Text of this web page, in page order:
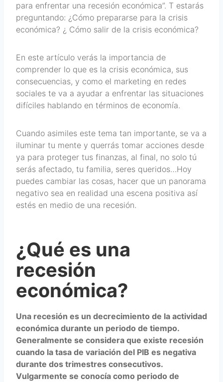
para enfrentar una recesión económica”. T estarás
preguntando: ¿Cómo prepararse para la crisis
económica? ¿ Cómo salir de la crisis económica?
En este artículo verás la importancia de
comprender lo que es la crisis económica, sus
consecuencias, y como el marketing en redes
sociales te va a ayudar a enfrentar las situaciones
difíciles hablando en términos de economía.
Cuando asimiles este tema tan importante, se va a
iluminar tu mente y querrás tomar acciones desde
ya para proteger tus finanzas, al final, no solo tú
serás afectado, tu familia, seres queridos…Hoy
puedes cambiar las cosas, hacer que un panorama
negativo sea en realidad una escena positiva así
estés en medio de una recesión.
¿Qué es una
recesión
económica?
Una recesión es un decrecimiento de la actividad
económica durante un periodo de tiempo.
Generalmente se considera que existe recesión
cuando la tasa de variación del PIB es negativa
durante dos trimestres consecutivos.
Vulgarmente se conocía como periodo de